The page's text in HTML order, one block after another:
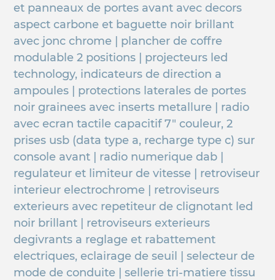
et panneaux de portes avant avec decors
aspect carbone et baguette noir brillant
avec jonc chrome | plancher de coffre
modulable 2 positions | projecteurs led
technology, indicateurs de direction a
ampoules | protections laterales de portes
noir grainees avec inserts metallure | radio
avec ecran tactile capacitif 7" couleur, 2
prises usb (data type a, recharge type c) sur
console avant | radio numerique dab |
regulateur et limiteur de vitesse | retroviseur
interieur electrochrome | retroviseurs
exterieurs avec repetiteur de clignotant led
noir brillant | retroviseurs exterieurs
degivrants a reglage et rabattement
electriques, eclairage de seuil | selecteur de
mode de conduite | sellerie tri-matiere tissu